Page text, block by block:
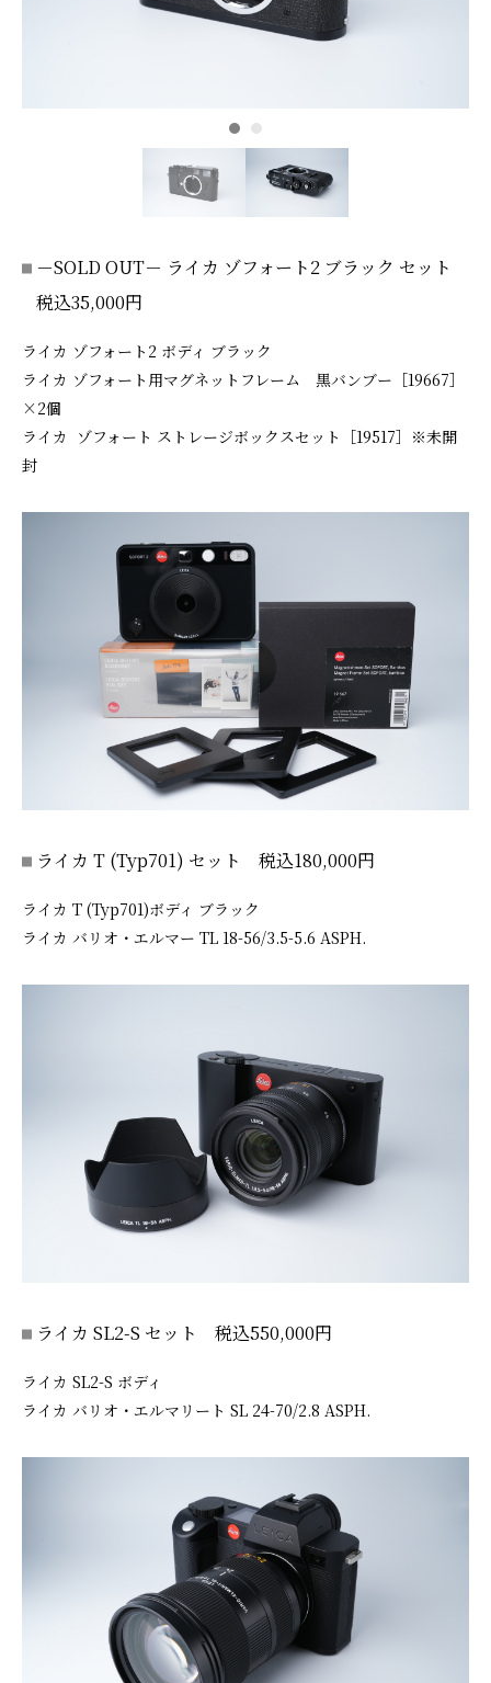
－SOLD OUT－ ライカ ゾフォート2 ブラック セット
税込35,000円
ライカ ゾフォート2 ボディ ブラック
ライカ ゾフォート用マグネットフレーム 黒バンブー［19667］
×2個
ライカ ゾフォート ストレージボックスセット［19517］※未開
封
ライカ T (Typ701) セット 税込180,000円
ライカ T (Typ701)ボディ ブラック
ライカ バリオ・エルマー TL 18-56/3.5-5.6 ASPH.
ライカ SL2-S セット 税込550,000円
ライカ SL2-S ボディ
ライカ バリオ・エルマリート SL 24-70/2.8 ASPH.